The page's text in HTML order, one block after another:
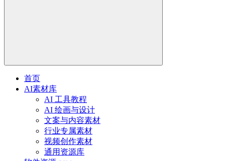
首页
AI素材库
AI 工具教程
AI 绘画与设计
文案与内容素材
行业专属素材
视频创作素材
通用资源库